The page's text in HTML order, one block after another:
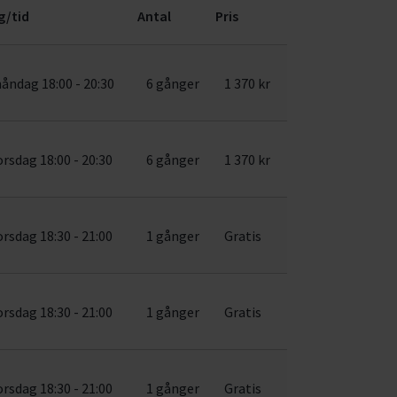
tid Antal Pris
18:00 - 20:30 6 gånger 1 370 kr
18:00 - 20:30 6 gånger 1 370 kr
18:30 - 21:00 1 gånger Gratis
18:30 - 21:00 1 gånger Gratis
18:30 - 21:00 1 gånger Gratis